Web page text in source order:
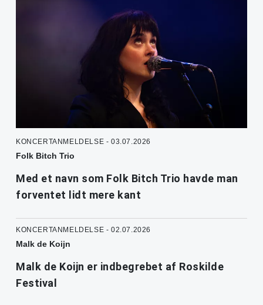
KONCERTANMELDELSE - 03.07.2026
Folk Bitch Trio
Med et navn som Folk Bitch Trio havde man
forventet lidt mere kant
KONCERTANMELDELSE - 02.07.2026
Malk de Koijn
Malk de Koijn er indbegrebet af Roskilde
Festival